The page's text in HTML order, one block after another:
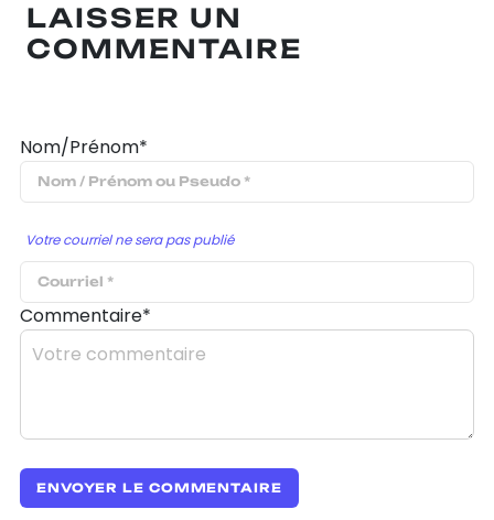
LAISSER UN
COMMENTAIRE
Nom/Prénom*
Votre courriel ne sera pas publié
Commentaire*